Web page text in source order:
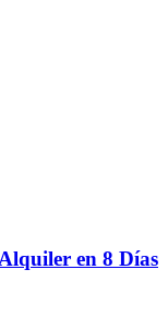
en 8 Días